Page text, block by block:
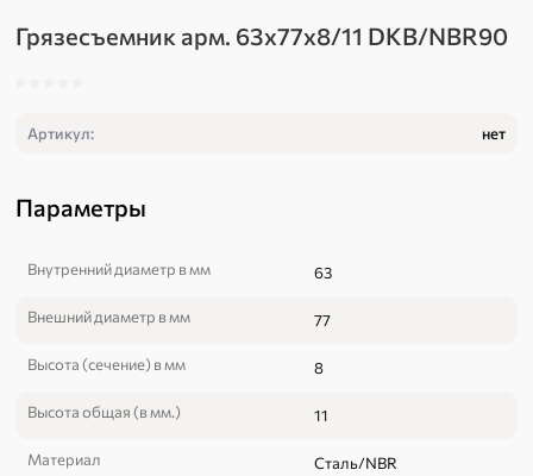
Грязесъемник арм. 63х77х8/11 DKB/NBR90
Артикул: нет
Параметры
Внутренний диаметр в мм 63
Внешний диаметр в мм 77
Высота (сечение) в мм 8
Высота общая (в мм.) 11
Материал Сталь/NBR